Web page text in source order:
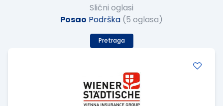
Slični oglasi
Posao Podrška (5 oglasa)
Pretraga